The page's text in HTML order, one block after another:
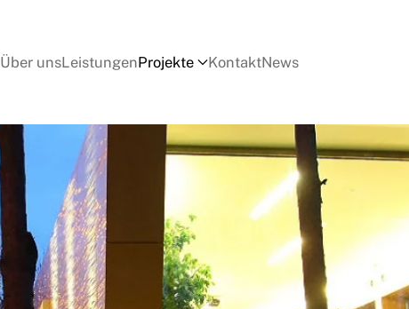
Über unsLeistungenProjekte KontaktNews